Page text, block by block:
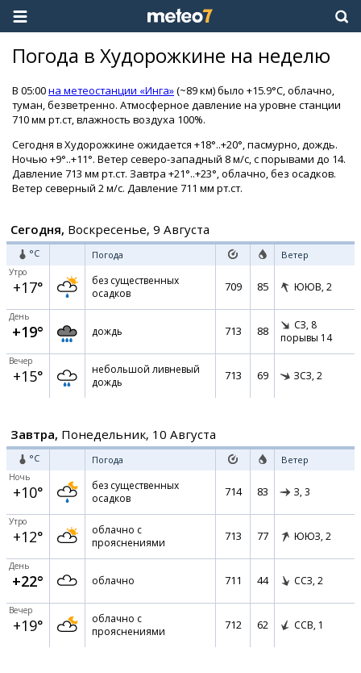
Погода в Худорожкине на неделю
В 05:00на метеостанции «Инга»(~89 км) было +15.9°C, облачно,
туман, безветренно. Атмосферное давление на уровне станции
710 мм рт.ст, влажность воздуха 100%.
Сегодня в Худорожкине ожидается +18°..+20°, пасмурно, дождь.
Ночью +9°..+11°. Ветер северо-западный 8 м/с, с порывами до 14.
Давление 713 мм рт.ст. Завтра +21°..+23°, облачно, без осадков.
Ветер северный 2 м/с. Давление 711 мм рт.ст.
Сегодня, Воскресенье, 9 Августа
°C Погода Ветер
Утро
+17°
без существенных
осадков
709 85 ЮЮВ, 2
День
+19° дождь 713 88 СЗ, 8
порывы 14
Вечер
+15°
небольшой ливневый
дождь
713 69 ЗСЗ, 2
Завтра, Понедельник, 10 Августа
°C Погода Ветер
Ночь
+10°
без существенных
осадков
714 83 З, 3
Утро
+12°
облачно с
прояснениями
713 77 ЮЮЗ, 2
День
+22° облачно 711 44 ССЗ, 2
Вечер
+19°
облачно с
прояснениями
712 62 ССВ, 1